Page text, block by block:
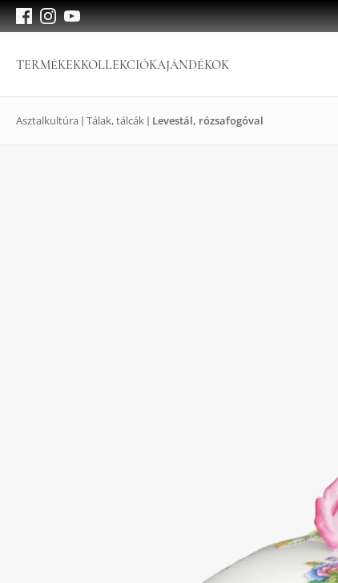
TERMÉKEKKOLLEKCIÓKAJÁNDÉKOK
Asztalkultúra Tálak, tálcák Levestál, rózsafogóval